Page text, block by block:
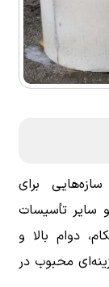
برای
سایر تأسیسات
دوام بالا و
محبوب در